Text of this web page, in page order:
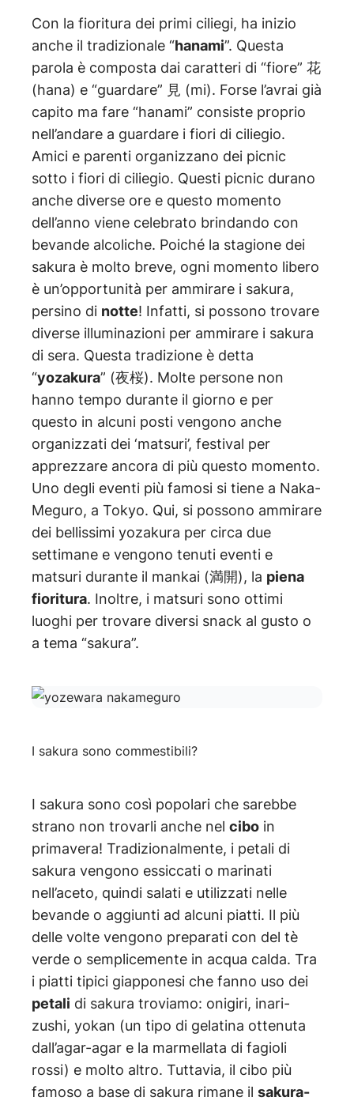
Con la fioritura dei primi ciliegi, ha inizio
anche il tradizionale “hanami”. Questa
parola è composta dai caratteri di “fiore” 花
(hana) e “guardare” 見 (mi). Forse l’avrai già
capito ma fare “hanami” consiste proprio
nell’andare a guardare i fiori di ciliegio.
Amici e parenti organizzano dei picnic
sotto i fiori di ciliegio. Questi picnic durano
anche diverse ore e questo momento
dell’anno viene celebrato brindando con
bevande alcoliche. Poiché la stagione dei
sakura è molto breve, ogni momento libero
è un’opportunità per ammirare i sakura,
persino di notte! Infatti, si possono trovare
diverse illuminazioni per ammirare i sakura
di sera. Questa tradizione è detta
“yozakura” (夜桜). Molte persone non
hanno tempo durante il giorno e per
questo in alcuni posti vengono anche
organizzati dei ‘matsuri’, festival per
apprezzare ancora di più questo momento.
Uno degli eventi più famosi si tiene a Naka-
Meguro, a Tokyo. Qui, si possono ammirare
dei bellissimi yozakura per circa due
settimane e vengono tenuti eventi e
matsuri durante il mankai (満開), la piena
fioritura. Inoltre, i matsuri sono ottimi
luoghi per trovare diversi snack al gusto o
a tema “sakura”.
I sakura sono commestibili?
I sakura sono così popolari che sarebbe
strano non trovarli anche nel cibo in
primavera! Tradizionalmente, i petali di
sakura vengono essiccati o marinati
nell’aceto, quindi salati e utilizzati nelle
bevande o aggiunti ad alcuni piatti. Il più
delle volte vengono preparati con del tè
verde o semplicemente in acqua calda. Tra
i piatti tipici giapponesi che fanno uso dei
petali di sakura troviamo: onigiri, inari-
zushi, yokan (un tipo di gelatina ottenuta
dall’agar-agar e la marmellata di fagioli
rossi) e molto altro. Tuttavia, il cibo più
famoso a base di sakura rimane il sakura-